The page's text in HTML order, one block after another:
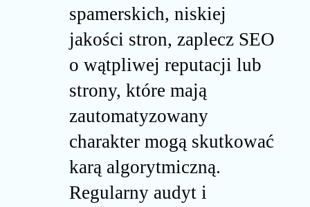
spamerskich, niskiej
jakości stron, zaplecz SEO
o wątpliwej reputacji lub
strony, które mają
zautomatyzowany
charakter mogą skutkować
karą algorytmiczną.
Regularny audyt i